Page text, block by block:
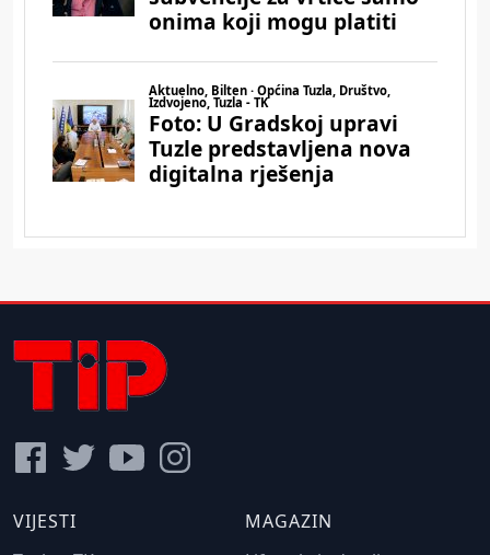
VIJESTI
MAGAZIN